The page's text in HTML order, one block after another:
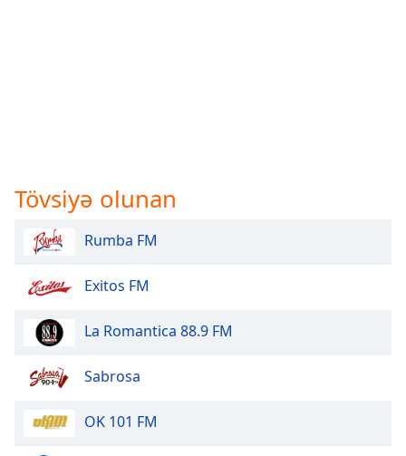
Tövsiyə olunan
Rumba FM
Exitos FM
La Romantica 88.9 FM
Sabrosa
OK 101 FM